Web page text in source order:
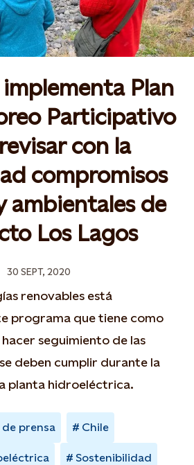
Plan
Participativo
con la
compromisos
ambientales de
Los Lagos
30 SEPT, 2020
renovables está
programa que tiene como
seguimiento de las
deben cumplir durante la
planta hidroeléctrica.
prensa Chile
Sostenibilidad